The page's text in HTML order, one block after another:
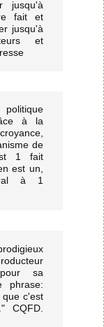
jusqu'à
fait et
jusqu'à
et
politique
à la
de
1 fait
est un,
à 1
sa
phrase:
que c'est
CQFD.